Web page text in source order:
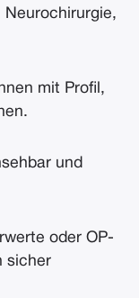
Neurochirurgie,
mit Profil,
und
oder OP-
sicher